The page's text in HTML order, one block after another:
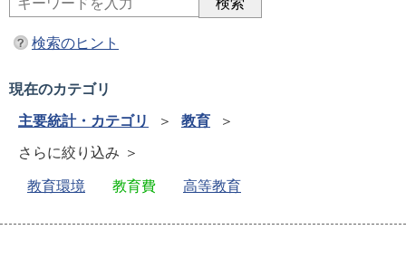
検索のヒント
現在のカテゴリ
主要統計・カテゴリ
＞ 教育 ＞
さらに絞り込み ＞
教育環境
教育費 高等教育